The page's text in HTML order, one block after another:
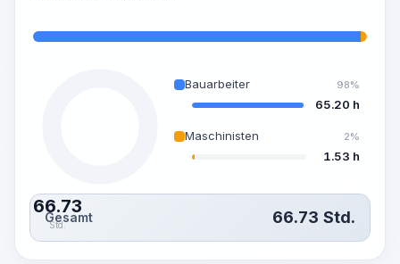
66.73
Std.
Bauarbeiter 98%
65.20 h
Maschinisten 2%
1.53 h
Gesamt 66.73 Std.